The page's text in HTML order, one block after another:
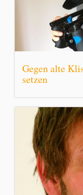
Gegen alte
setzen